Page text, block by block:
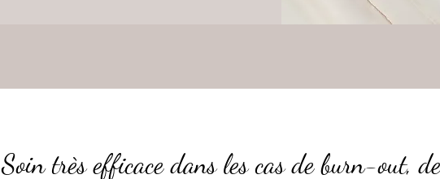
Soin très efficace dans les cas de burn-out, de